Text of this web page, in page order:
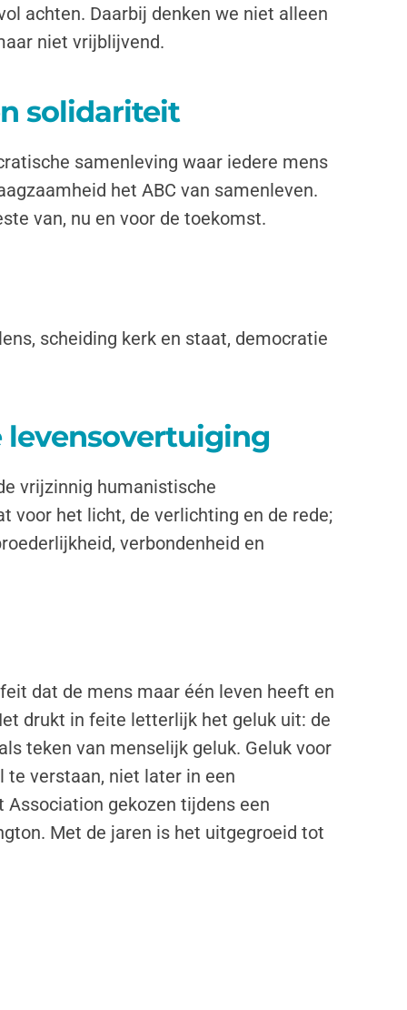
achten. Daarbij denken we niet alleen
niet vrijblijvend.
solidariteit
samenleving waar iedere mens
het ABC van samenleven.
van, nu en voor de toekomst.
scheiding kerk en staat, democratie
levensovertuiging
vrijzinnig humanistische
voor het licht, de verlichting en de rede;
verbondenheid en
feit dat de mens maar één leven heeft en
drukt in feite letterlijk het geluk uit: de
teken van menselijk geluk. Geluk voor
te verstaan, niet later in een
gekozen tijdens een
Met de jaren is het uitgegroeid tot